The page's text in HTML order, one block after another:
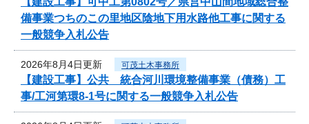
備事業つちのこの里地区陰地下用水路他工事に関する
一般競争入札公告
2026年8月4日更新 可茂土木事務所
【建設工事】公共 統合河川環境整備事業（債務）工
事/工河第環8-1号に関する一般競争入札公告